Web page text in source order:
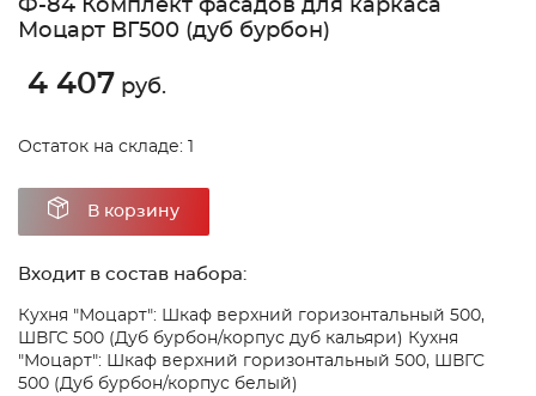
Ф-84 Комплект фасадов для каркаса
Моцарт ВГ500 (дуб бурбон)
4 407 руб.
Остаток на складе: 1
В корзину
Входит в состав набора:
Кухня "Моцарт": Шкаф верхний горизонтальный 500,
ШВГС 500 (Дуб бурбон/корпус дуб кальяри) Кухня
"Моцарт": Шкаф верхний горизонтальный 500, ШВГС
500 (Дуб бурбон/корпус белый)